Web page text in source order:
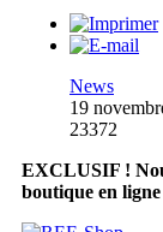
News
19
23372
EXCLUSIF !
boutique en